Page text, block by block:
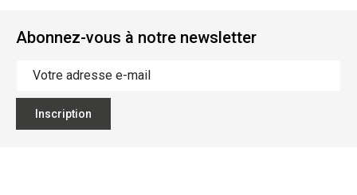
Abonnez-vous à notre newsletter
Inscription